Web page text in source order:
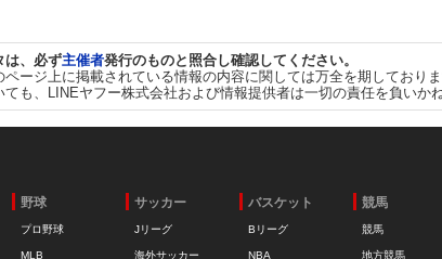
は、必ず主催者発行のものと照合し確認してください。
ージ上に掲載されている情報の内容に関しては万全を期してお
も、LINEヤフー株式会社および情報提供者は一切の責任を負いかね
野球
プロ野球
MLB
サッカー
Jリーグ
海外サッカー
バスケット
Bリーグ
NBA
競馬
競馬
地方競馬